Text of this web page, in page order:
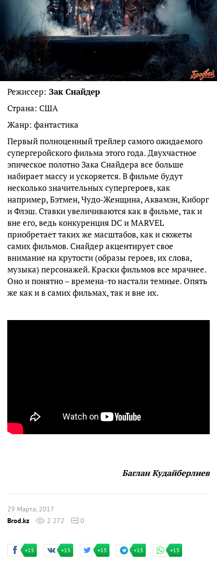
Режиссер: Зак Снайдер
Страна: США
Жанр: фантастика
Первый полноценный трейлер самого ожидаемого
супергеройского фильма этого года. Двухчастное
эпическое полотно Зака Снайдера все больше
набирает массу и ускоряется. В фильме будут
несколько значительных супергероев, как
например, Бэтмен, Чудо-Женщина, Аквамэн, Киборг
и Флэш. Ставки увеличиваются как в фильме, так и
вне его, ведь конкуренция DC и MARVEL
приобретает таких же масштабов, как и сюжеты
самих фильмов. Снайдер акцентирует свое
внимание на крутости (образы героев, их слова,
музыка) персонажей. Краски фильмов все мрачнее.
Оно и понятно – времена-то настали темные. Опять
же как и в самих фильмах, так и вне их.
Баглан Кудайберлиев
29 Марта, 2017
Brod.kz
2 272 0
+15 +15 +15 +15 +15